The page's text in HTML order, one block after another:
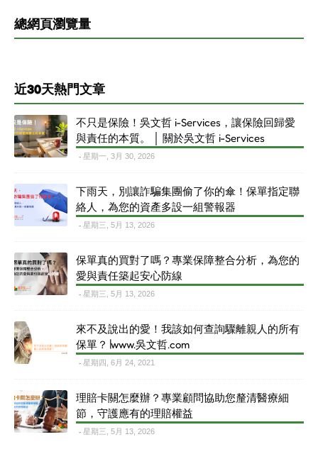
總網頁瀏覽量
近30天熱門文章
不只是保險！吳文哲 i-Services，讓保險回歸愛
與責任的本質。 │ 關於吳文哲 i-Services
星期一, 3月 30, 2026
下雨天，別讓詐騙集團偷了你的傘！保單指定聯
絡人，為您的資產多設一組警報器
星期三, 5月 13, 2026
保單真的買對了嗎？專業保障整合分析，為您的
愛與責任築起安心防線
星期三, 5月 13, 2026
來不及說出的愛！我該如何查詢驟離親人的所有
保單？∣www.吳文哲.com
星期四, 6月 24, 2021
理賠卡關怎麼辦？專業顧問協助您釐清醫療細
節，守護應有的理賠權益
星期三, 5月 13, 2026